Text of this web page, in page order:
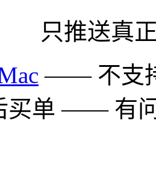
只推送真
—— 不支
买单 —— 有